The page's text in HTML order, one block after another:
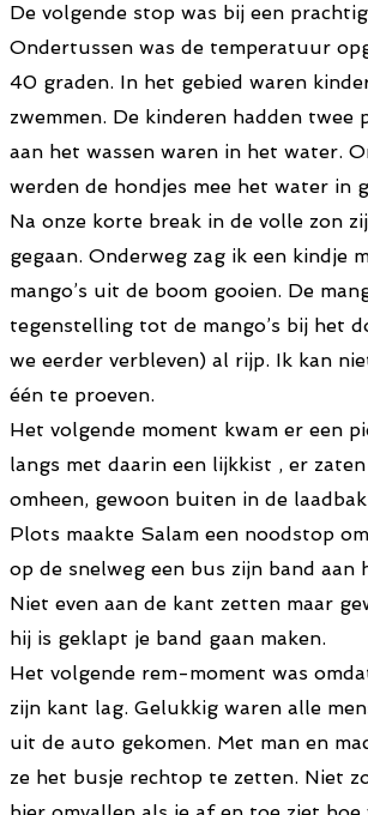
De volgende stop was bij een
Ondertussen was de temperatuur
40 graden. In het gebied waren
zwemmen. De kinderen hadden twee
aan het wassen waren in het water.
werden de hondjes mee het water in
Na onze korte break in de volle zon
gegaan. Onderweg zag ik een kindje
mango’s uit de boom gooien. De
tegenstelling tot de mango’s bij het
we eerder verbleven) al rijp. Ik kan
één te proeven.
Het volgende moment kwam er een
langs met daarin een lijkkist , er
omheen, gewoon buiten in de
Plots maakte Salam een noodstop
op de snelweg een bus zijn band aan
Niet even aan de kant zetten maar
hij is geklapt je band gaan maken.
Het volgende rem-moment was
zijn kant lag. Gelukkig waren alle
uit de auto gekomen. Met man en
ze het busje rechtop te zetten. Niet